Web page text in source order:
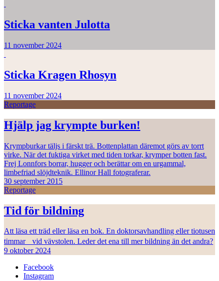
Sticka vanten Julotta
11 november 2024
Sticka Kragen Rhosyn
11 november 2024
Reportage
Hjälp jag krympte burken!
Krympburkar täljs i färskt trä. Bottenplattan däremot görs av torrt
virke. När det fuktiga virket med tiden torkar, krymper botten fast.
Frej Lonnfors borrar, hugger och berättar om en urgammal,
limbefriad slöjdteknik. Ellinor Hall fotograferar.
30 september 2015
Reportage
Tid för bildning
Att läsa ett träd eller läsa en bok. En doktorsavhandling eller tiotusen
timmar vid vävstolen. Leder det ena till mer bildning än det andra?
9 oktober 2024
Facebook
Instagram